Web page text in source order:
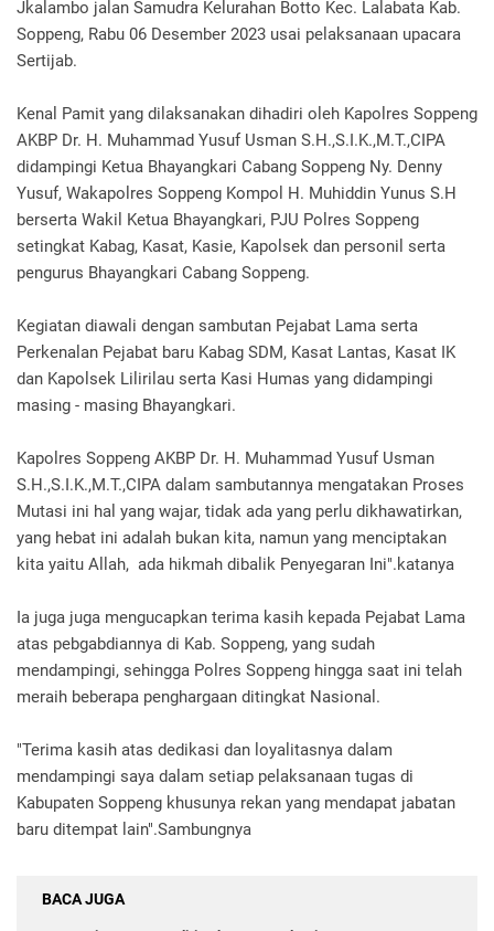
Jkalambo jalan Samudra Kelurahan Botto Kec. Lalabata Kab.
Soppeng, Rabu 06 Desember 2023 usai pelaksanaan upacara
Sertijab.
Kenal Pamit yang dilaksanakan dihadiri oleh Kapolres Soppeng
AKBP Dr. H. Muhammad Yusuf Usman S.H.,S.I.K.,M.T.,CIPA
didampingi Ketua Bhayangkari Cabang Soppeng Ny. Denny
Yusuf, Wakapolres Soppeng Kompol H. Muhiddin Yunus S.H
berserta Wakil Ketua Bhayangkari, PJU Polres Soppeng
setingkat Kabag, Kasat, Kasie, Kapolsek dan personil serta
pengurus Bhayangkari Cabang Soppeng.
Kegiatan diawali dengan sambutan Pejabat Lama serta
Perkenalan Pejabat baru Kabag SDM, Kasat Lantas, Kasat IK
dan Kapolsek Lilirilau serta Kasi Humas yang didampingi
masing - masing Bhayangkari.
Kapolres Soppeng AKBP Dr. H. Muhammad Yusuf Usman
S.H.,S.I.K.,M.T.,CIPA dalam sambutannya mengatakan Proses
Mutasi ini hal yang wajar, tidak ada yang perlu dikhawatirkan,
yang hebat ini adalah bukan kita, namun yang menciptakan
kita yaitu Allah, ada hikmah dibalik Penyegaran Ini".katanya
Ia juga juga mengucapkan terima kasih kepada Pejabat Lama
atas pebgabdiannya di Kab. Soppeng, yang sudah
mendampingi, sehingga Polres Soppeng hingga saat ini telah
meraih beberapa penghargaan ditingkat Nasional.
"Terima kasih atas dedikasi dan loyalitasnya dalam
mendampingi saya dalam setiap pelaksanaan tugas di
Kabupaten Soppeng khusunya rekan yang mendapat jabatan
baru ditempat lain".Sambungnya
BACA JUGA